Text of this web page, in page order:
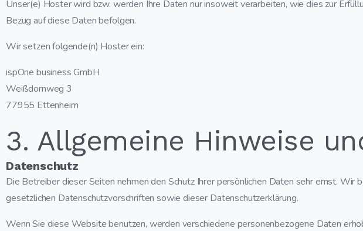
Unser(e) Hoster wird bzw. werden Ihre Daten nur insoweit verarbeiten, wie dies zur
Bezug auf diese Daten befolgen.
Wir setzen folgende(n) Hoster ein:
ispOne business GmbH
Weißdornweg 3
77955 Ettenheim
3. Allgemeine Hinweise
Datenschutz
Die Betreiber dieser Seiten nehmen den Schutz Ihrer persönlichen Daten sehr ernst.
gesetzlichen Datenschutzvorschriften sowie dieser Datenschutzerklärung.
Wenn Sie diese Website benutzen, werden verschiedene personenbezogene Daten